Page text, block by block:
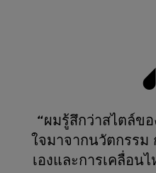
“ผมรู้สึกว่าสไตล์ข
ใจมาจากนวัตกรรม
เองและการเคลื่อน